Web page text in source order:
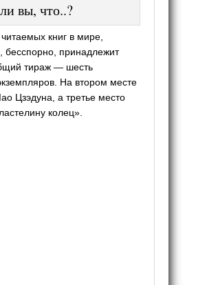
вы, что..?
книг в мире,
бесспорно, принадлежит
тираж — шесть
На втором месте
Цзэдуна, а третье место
колец».